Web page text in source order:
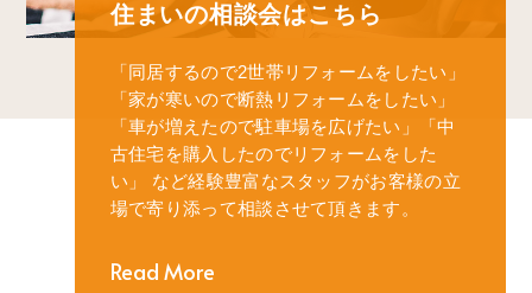
住まいの相談会はこちら
「同居するので2世帯リフォームをしたい」
「家が寒いので断熱リフォームをしたい」
「車が増えたので駐車場を広げたい」
「中
古住宅を購入したのでリフォームをした
い」
など経験豊富なスタッフがお客様の立
場で寄り添って相談させて頂きます。
Read More